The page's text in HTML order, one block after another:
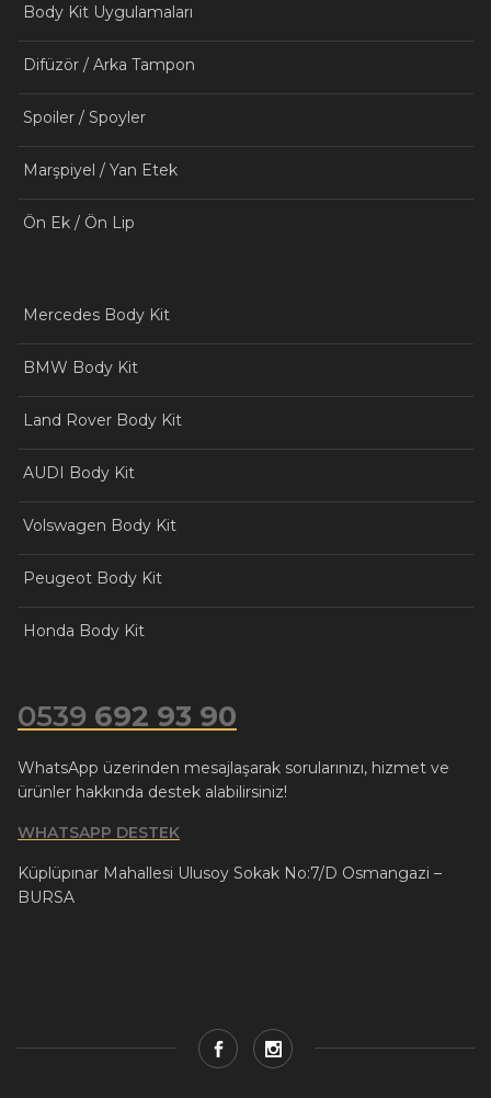
Body Kit Uygulamaları
Difüzör / Arka Tampon
Spoiler / Spoyler
Marşpiyel / Yan Etek
Ön Ek / Ön Lip
Mercedes Body Kit
BMW Body Kit
Land Rover Body Kit
AUDI Body Kit
Volswagen Body Kit
Peugeot Body Kit
Honda Body Kit
0539 692 93 90
WhatsApp üzerinden mesajlaşarak sorularınızı, hizmet ve
ürünler hakkında destek alabilirsiniz!
WHATSAPP DESTEK
Küplüpınar Mahallesi Ulusoy Sokak No:7/D Osmangazi –
BURSA